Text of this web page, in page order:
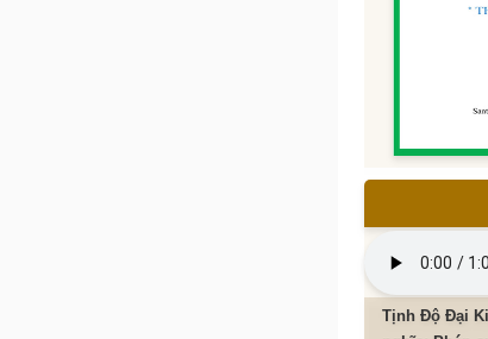
Tịnh Độ Đại